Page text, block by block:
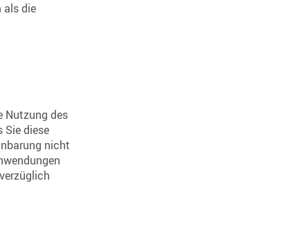
als die
Nutzung des
Sie diese
nicht